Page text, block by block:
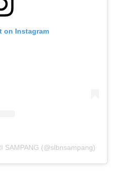
on Instagram
SAMPANG (@slbnsampang)